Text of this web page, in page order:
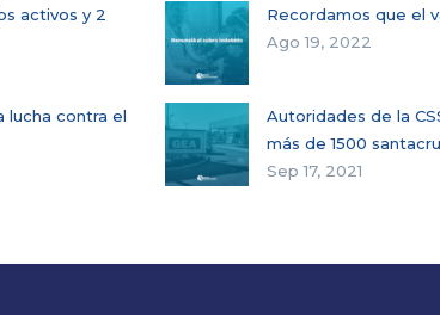
activos y 2
Recordamos que el
Ago 19, 2022
lucha contra el
Autoridades de la
más de 1500
Sep 17, 2021